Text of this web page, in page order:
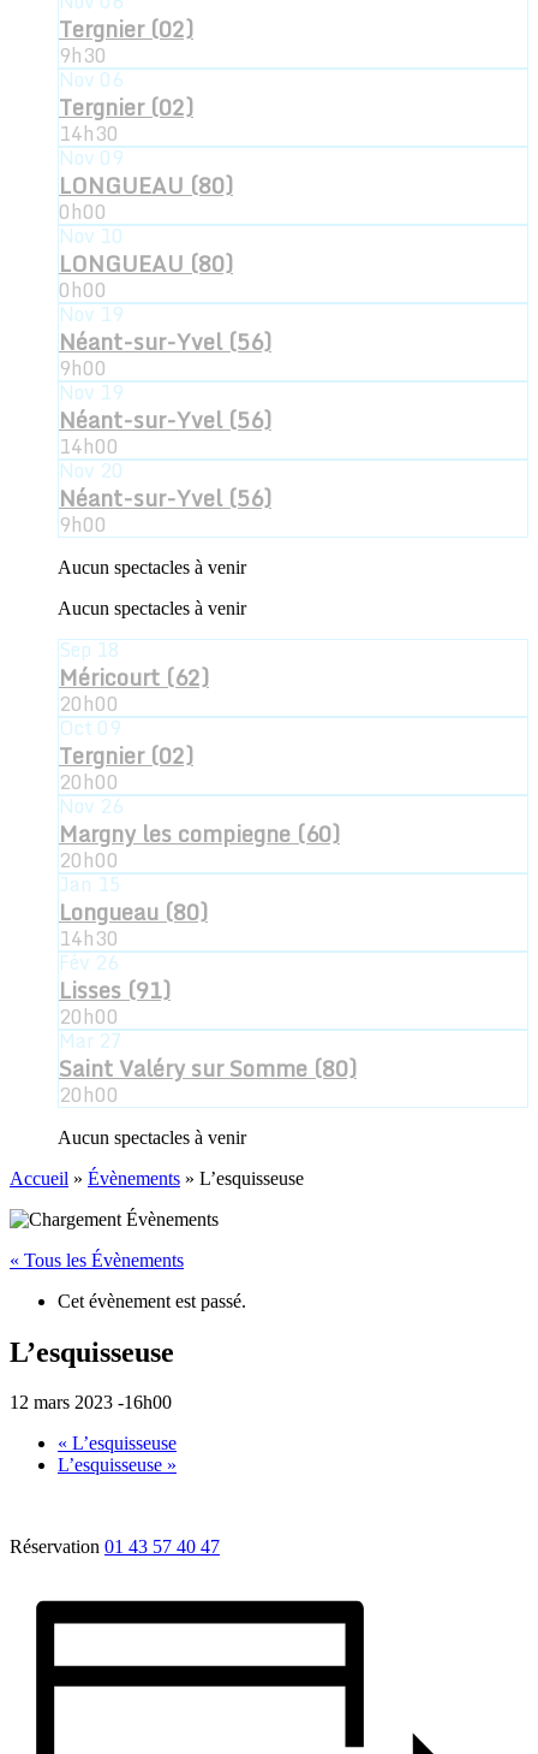
Tergnier (02)
9h30
Nov06
Tergnier (02)
14h30
Nov09
LONGUEAU (80)
0h00
Nov10
LONGUEAU (80)
0h00
Nov19
Néant-sur-Yvel (56)
9h00
Nov19
Néant-sur-Yvel (56)
14h00
Nov20
Néant-sur-Yvel (56)
9h00
Aucun spectacles à venir
Aucun spectacles à venir
Sep18
Méricourt (62)
20h00
Oct09
Tergnier (02)
20h00
Nov26
Margny les compiegne (60)
20h00
Jan15
Longueau (80)
14h30
Fév26
Lisses (91)
20h00
Mar27
Saint Valéry sur Somme (80)
20h00
Aucun spectacles à venir
Accueil » Évènements » L’esquisseuse
« Tous les Évènements
Cet évènement est passé.
L’esquisseuse
12 mars 2023 -16h00
« L’esquisseuse
L’esquisseuse »
Réservation 01 43 57 40 47